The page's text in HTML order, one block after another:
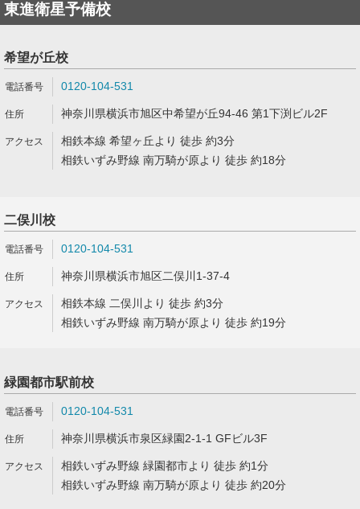
東進衛星予備校
希望が丘校
0120-104-531
神奈川県横浜市旭区中希望が丘94-46 第1下渕ビル2F
相鉄本線 希望ヶ丘より 徒歩 約3分
相鉄いずみ野線 南万騎が原より 徒歩 約18分
二俣川校
0120-104-531
神奈川県横浜市旭区二俣川1-37-4
相鉄本線 二俣川より 徒歩 約3分
相鉄いずみ野線 南万騎が原より 徒歩 約19分
緑園都市駅前校
0120-104-531
神奈川県横浜市泉区緑園2-1-1 GFビル3F
相鉄いずみ野線 緑園都市より 徒歩 約1分
相鉄いずみ野線 南万騎が原より 徒歩 約20分